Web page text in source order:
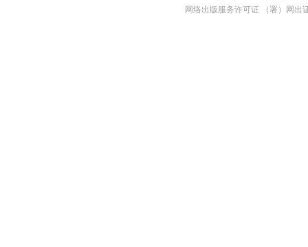
网络出版服务许可证 （署）网出